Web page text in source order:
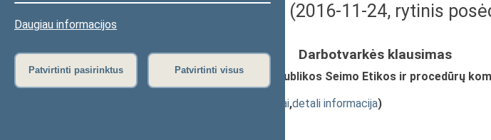
Daugiau informacijos
Patvirtinti pasirinktus Patvirtinti visus
Darbotvarkės klausimas (2016-11-24, rytinis
Darbotvarkės klausimas
Seimo nutarimo „Dėl Lietuvos Respublikos Seimo Etikos ir procedūrų
(Nr. XIIIP-59); pateikimas
susiję dokumentai,detali informacija)